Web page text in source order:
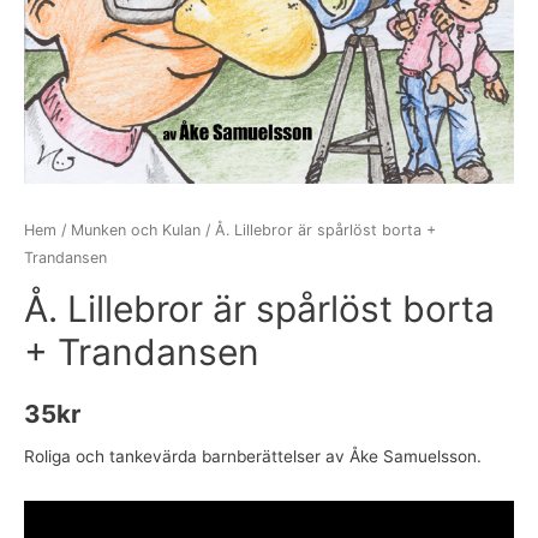
Hem / Munken och Kulan / Å. Lillebror är spårlöst borta +
Trandansen
Å. Lillebror är spårlöst borta
+ Trandansen
35kr
Roliga och tankevärda barnberättelser av Åke Samuelsson.